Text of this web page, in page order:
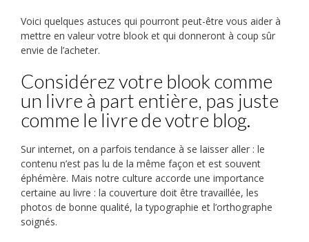
Voici quelques astuces qui pourront peut-être vous aider à
mettre en valeur votre blook et qui donneront à coup sûr
envie de l’acheter.
Considérez votre blook comme
un livre à part entière, pas juste
comme le livre de votre blog.
Sur internet, on a parfois tendance à se laisser aller : le
contenu n’est pas lu de la même façon et est souvent
éphémère. Mais notre culture accorde une importance
certaine au livre : la couverture doit être travaillée, les
photos de bonne qualité, la typographie et l’orthographe
soignés.